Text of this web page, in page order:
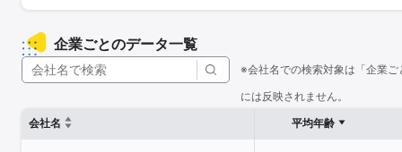
企業ごとのデータ一覧
※会社名での検索対象は「企業
には反映されません。
会社名
平均年齢